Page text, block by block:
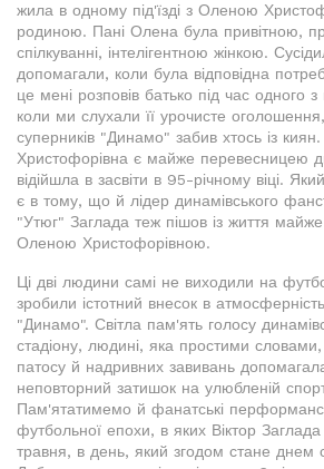
жила в одному під'їзді з Оленою
родиною. Пані Олена була привітною,
спілкуванні, інтелігентною жінкою.
допомагали, коли була відповідна
це мені розповів батько під час одного
коли ми слухали її урочисте
суперників "Динамо" забив хтось із
Христофорівна є майже перевесницею
відійшла в засвіти в 95-річному віці.
є в тому, що й лідер динамівського
"Утюг" Заглада теж пішов із життя
Оленою Христофорівною.
Ці дві людини самі не виходили на
зробили істотний внесок в
"Динамо". Світла пам'ять голосу
стадіону, людині, яка простими
патосу й надривних завивань
неповторний затишок на улюбленій
Пам'ятатимемо й фанатські
футбольної епохи, в яких Віктор
травня, в день, який згодом стане днем